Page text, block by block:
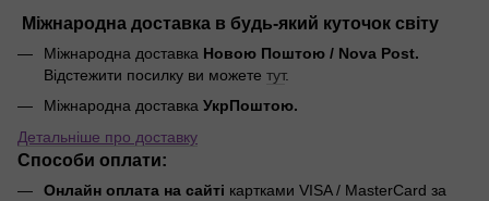
Міжнародна доставка в будь-який куточок світу
Міжнародна доставка Новою Поштою / Nova Post.
Відстежити посилку ви можете тут.
Міжнародна доставка УкрПоштою.
Детальніше про доставку
Способи оплати:
Онлайн оплата на сайті картками VISA / MasterCard за